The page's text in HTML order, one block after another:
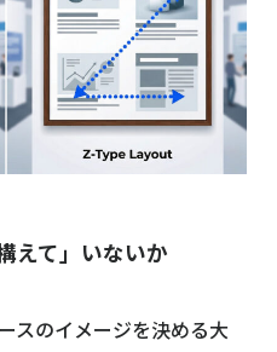
えて」いないか
スのイメージを決める大